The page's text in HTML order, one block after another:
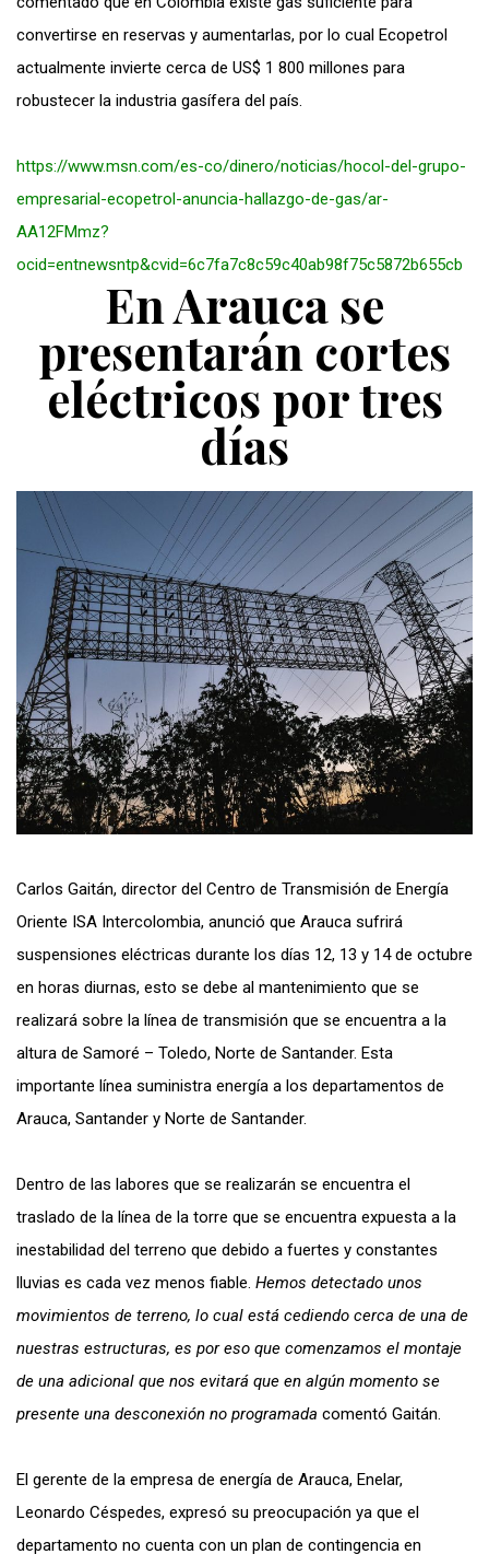
convertirse en reservas y aumentarlas, por lo cual Ecopetrol
actualmente invierte cerca de US$ 1 800 millones para
robustecer la industria gasífera del país.
https://www.msn.com/es-co/dinero/noticias/hocol-del-grupo-
empresarial-ecopetrol-anuncia-hallazgo-de-gas/ar-
AA12FMmz?
ocid=entnewsntp&cvid=6c7fa7c8c59c40ab98f75c5872b655cb
En Arauca se
presentarán cortes
eléctricos por tres
días
Carlos Gaitán, director del Centro de Transmisión de Energía
Oriente ISA Intercolombia, anunció que Arauca sufrirá
suspensiones eléctricas durante los días 12, 13 y 14 de octubre
en horas diurnas, esto se debe al mantenimiento que se
realizará sobre la línea de transmisión que se encuentra a la
altura de Samoré – Toledo, Norte de Santander. Esta
importante línea suministra energía a los departamentos de
Arauca, Santander y Norte de Santander.
Dentro de las labores que se realizarán se encuentra el
traslado de la línea de la torre que se encuentra expuesta a la
inestabilidad del terreno que debido a fuertes y constantes
lluvias es cada vez menos fiable. Hemos detectado unos
movimientos de terreno, lo cual está cediendo cerca de una de
nuestras estructuras, es por eso que comenzamos el montaje
de una adicional que nos evitará que en algún momento se
presente una desconexión no programada comentó Gaitán.
El gerente de la empresa de energía de Arauca, Enelar,
Leonardo Céspedes, expresó su preocupación ya que el
departamento no cuenta con un plan de contingencia en